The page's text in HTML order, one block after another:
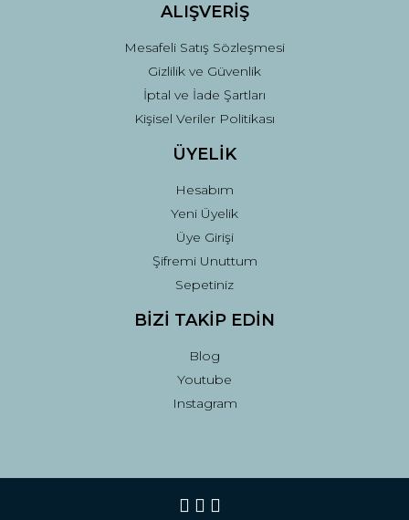
ALIŞVERİŞ
Mesafeli Satış Sözleşmesi
Gizlilik ve Güvenlik
İptal ve İade Şartları
Kişisel Veriler Politikası
ÜYELİK
Hesabım
Yeni Üyelik
Üye Girişi
Şifremi Unuttum
Sepetiniz
BİZİ TAKİP EDİN
Blog
Youtube
Instagram